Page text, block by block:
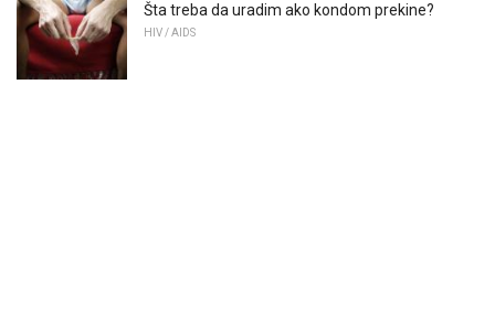
Šta treba da uradim ako kondom prekine?
HIV / AIDS